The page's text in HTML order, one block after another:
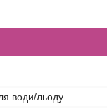
води/льоду